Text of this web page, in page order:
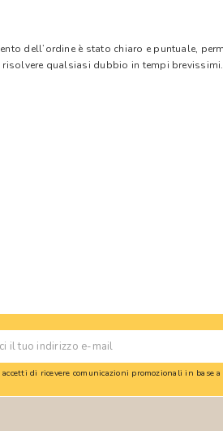
dell’ordine è stato chiaro e puntuale,
qualsiasi dubbio in tempi
di ricevere comunicazioni promozionali in base